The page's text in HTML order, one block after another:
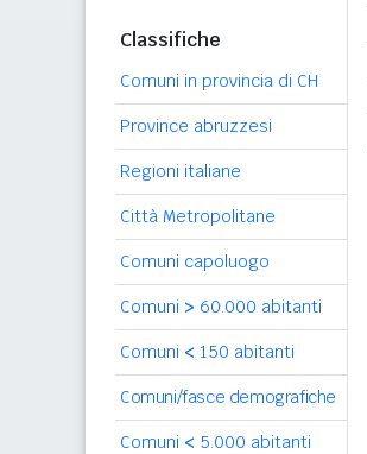
Classifiche
Comuni in provincia di CH
Province abruzzesi
Regioni italiane
Città Metropolitane
Comuni capoluogo
Comuni > 60.000 abitanti
Comuni < 150 abitanti
Comuni/fasce demografiche
Comuni < 5.000 abitanti